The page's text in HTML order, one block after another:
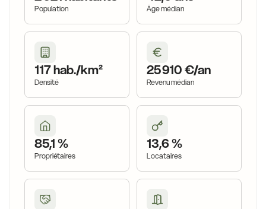
Population Âge médian
117 hab./km²
Densité
25 910 €/an
Revenu médian
85,1 %
Propriétaires
13,6 %
Locataires